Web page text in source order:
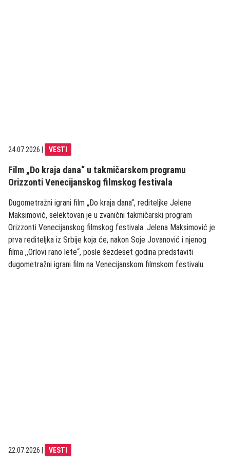
24.07.2026 VESTI
Film „Do kraja dana“ u takmičarskom programu
Orizzonti Venecijanskog filmskog festivala
Dugometražni igrani film „Do kraja dana“, rediteljke Jelene
Maksimović, selektovan je u zvanični takmičarski program
Orizzonti Venecijanskog filmskog festivala. Jelena Maksimović je
prva rediteljka iz Srbije koja će, nakon Soje Jovanović i njenog
filma ,,Orlovi rano lete“, posle šezdeset godina predstaviti
dugometražni igrani film na Venecijanskom filmskom festivalu
22.07.2026 VESTI